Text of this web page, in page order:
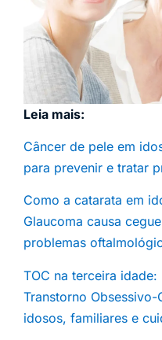
Leia mais:
Câncer de pele em
para prevenir e tratar
Como a catarata em
Glaucoma causa
problemas
TOC na terceira
Transtorno
idosos, familiares e